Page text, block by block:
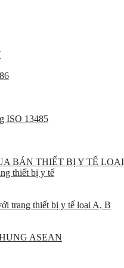
ISO 13485
BÁN THIẾT BỊ Y TẾ
thiết bị y tế
trang thiết bị y tế loại A, B
ASEAN